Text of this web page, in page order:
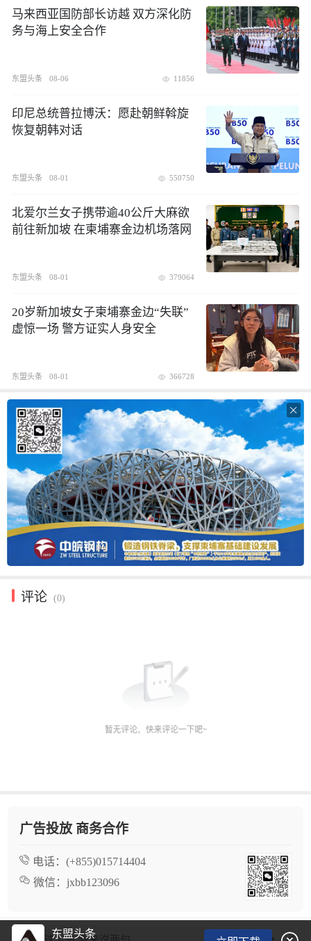
​马来西亚国防部长访越 双方深化防
务与海上安全合作
东盟头条 08-06 11856
印尼总统普拉博沃：愿赴朝鲜斡旋
恢复朝韩对话
东盟头条 08-01 550750
北爱尔兰女子携带逾40公斤大麻欲
前往新加坡 在柬埔寨金边机场落网
东盟头条 08-01 379064
20岁新加坡女子柬埔寨金边“失联”
虚惊一场 警方证实人身安全
东盟头条 08-01 366728

评论 (0)
广告投放 商务合作
电话： (+855)015714404
微信： jxbb123096
东盟头条